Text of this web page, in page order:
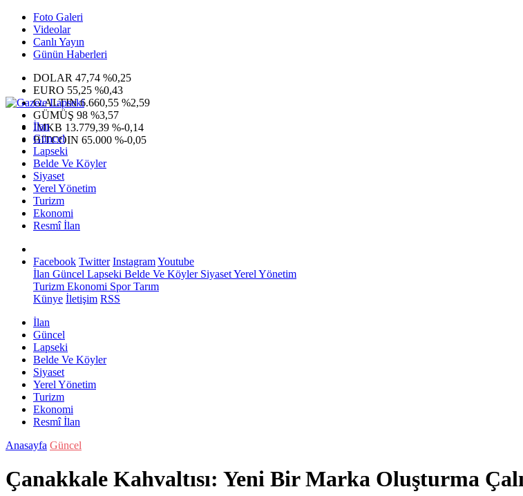
Foto Galeri
Videolar
Canlı Yayın
Günün Haberleri
DOLAR 47,74 %0,25
EURO 55,25 %0,43
G.ALTIN6.660,55 %2,59
GÜMÜŞ 98 %3,57
IMKB 13.779,39 %-0,14
BITCOIN 65.000 %-0,05
İlan
Güncel
Lapseki
Belde Ve Köyler
Siyaset
Yerel Yönetim
Turizm
Ekonomi
Resmî İlan
Facebook Twitter InstagramYoutube
İlan Güncel Lapseki Belde Ve KöylerSiyasetYerel Yönetim
Turizm Ekonomi SporTarım
Künye İletişim RSS
İlan
Güncel
Lapseki
Belde Ve Köyler
Siyaset
Yerel Yönetim
Turizm
Ekonomi
Resmî İlan
Anasayfa Güncel
Çanakkale Kahvaltısı: Yeni Bir Marka Oluşturma